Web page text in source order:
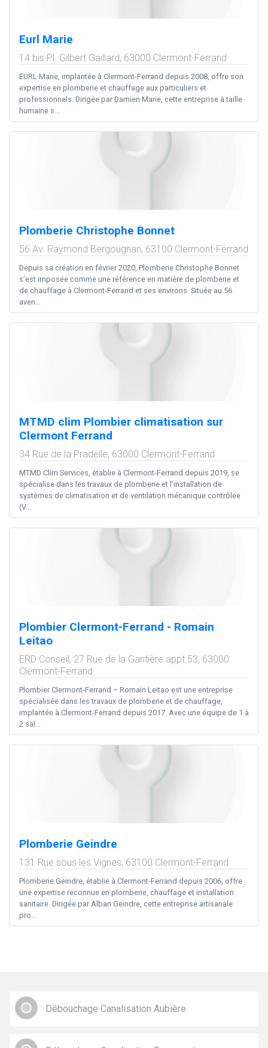
Eurl Marie
14 bis Pl. Gilbert Gaillard, 63000 Clermont-Ferrand
EURL Marie, implantée à Clermont-Ferrand depuis 2008, offre son
expertise en plomberie et chauffage aux particuliers et
professionnels. Dirigée par Damien Marie, cette entreprise à taille
humaine s...
Plomberie Christophe Bonnet
56 Av. Raymond Bergougnan, 63100 Clermont-Ferrand
Depuis sa création en février 2020, Plomberie Christophe Bonnet
s’est imposée comme une référence en matière de plomberie et
de chauffage à Clermont-Ferrand et ses environs. Située au 56
aven...
MTMD clim Plombier climatisation sur
Clermont Ferrand
34 Rue de la Pradelle, 63000 Clermont-Ferrand
MTMD Clim Services, établie à Clermont-Ferrand depuis 2019, se
spécialise dans les travaux de plomberie et l’installation de
systèmes de climatisation et de ventilation mécanique contrôlée
(V...
Plombier Clermont-Ferrand - Romain
Leitao
ERD Conseil, 27 Rue de la Gantière appt 53, 63000
Clermont-Ferrand
Plombier Clermont-Ferrand – Romain Leitao est une entreprise
spécialisée dans les travaux de plomberie et de chauffage,
implantée à Clermont-Ferrand depuis 2017. Avec une équipe de 1 à
2 sal...
Plomberie Geindre
131 Rue sous les Vignes, 63100 Clermont-Ferrand
Plomberie Geindre, établie à Clermont-Ferrand depuis 2006, offre
une expertise reconnue en plomberie, chauffage et installation
sanitaire. Dirigée par Alban Geindre, cette entreprise artisanale
pro...
Débouchage Canalisation Aubière